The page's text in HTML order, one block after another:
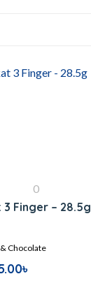
0
Finger – 28.5g
Chocolate
৳